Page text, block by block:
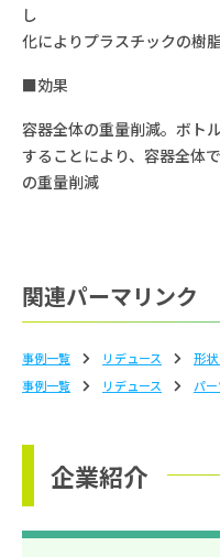
し ２ピース
化によりプラスチックの樹
■効果
容器全体の重量削減。ボト
することにより、容
の重量削減
関連パーマリンク
事例一覧 リデュース 形
事例一覧
リデュース パ
企業紹介